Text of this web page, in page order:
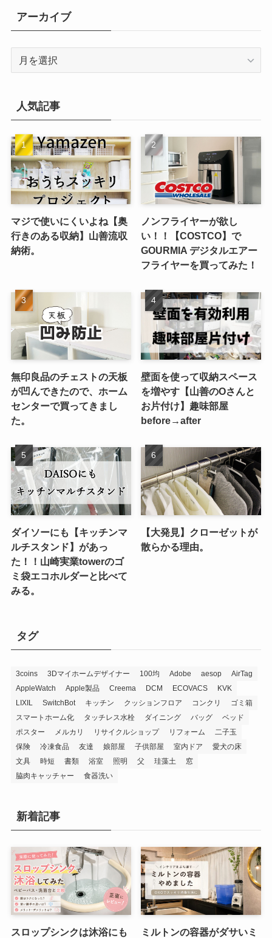
リ
ー
アーカイブ
ブ
人気記事
マジで使いにくいよね【奥
行きのある収納】山善流収
納術。
ノンフライヤーが欲し
い！！【COSTCO】で
GOURMIA デジタルエアー
フライヤーを買ってみた！
無印良品のチェストの天板
が凹んできたので、ホーム
センターで買ってきまし
た。
壁面を使って収納スペース
を増やす【山善のOさんと
お片付け】趣味部屋
before→after
ダイソーにも【キッチンマ
ルチスタンド】があっ
た！！山崎実業towerのゴ
ミ袋エコホルダーと比べて
みる。
【大発見】クローゼットが
散らかる理由。
タグ
3coins 3Dマイホームデザイナー 100均 Adobe aesop
AirTag
AppleWatch
Apple製品 Creema DCM ECOVACS
KVK
LIXIL
SwitchBot キッチン クッションフロア コンクリ
ゴミ箱
スマートホーム化
タッチレス水栓 ダイニング バッグ
ベッド
ポスター
メルカリ リサイクルショップ リフォーム
二子玉
保険
冷凍食品 友達 娘部屋 子供部屋 室内ドア
愛犬の床
文具
時短 書類 浴室 照明 父 珪藻土
窓
脇肉キャッチャー
食器洗い
新着記事
スロップシンクは沐浴にも
ミルトンの容器がダサいミ